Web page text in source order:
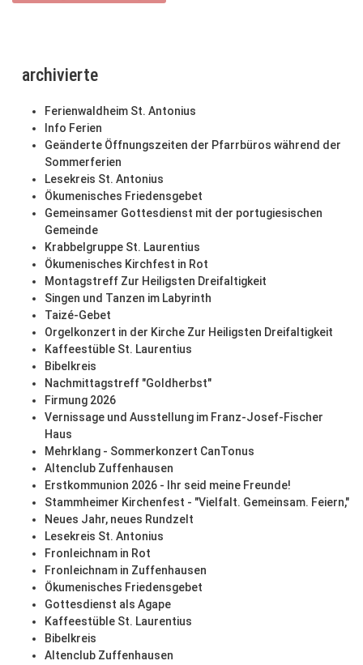
archivierte
Ferienwaldheim St. Antonius
Info Ferien
Geänderte Öffnungszeiten der Pfarrbüros während der
Sommerferien
Lesekreis St. Antonius
Ökumenisches Friedensgebet
Gemeinsamer Gottesdienst mit der portugiesischen
Gemeinde
Krabbelgruppe St. Laurentius
Ökumenisches Kirchfest in Rot
Montagstreff Zur Heiligsten Dreifaltigkeit
Singen und Tanzen im Labyrinth
Taizé-Gebet
Orgelkonzert in der Kirche Zur Heiligsten Dreifaltigkeit
Kaffeestüble St. Laurentius
Bibelkreis
Nachmittagstreff "Goldherbst"
Firmung 2026
Vernissage und Ausstellung im Franz-Josef-Fischer
Haus
Mehrklang - Sommerkonzert CanTonus
Altenclub Zuffenhausen
Erstkommunion 2026 - Ihr seid meine Freunde!
Stammheimer Kirchenfest - "Vielfalt. Gemeinsam. Feiern,"
Neues Jahr, neues Rundzelt
Lesekreis St. Antonius
Fronleichnam in Rot
Fronleichnam in Zuffenhausen
Ökumenisches Friedensgebet
Gottesdienst als Agape
Kaffeestüble St. Laurentius
Bibelkreis
Altenclub Zuffenhausen